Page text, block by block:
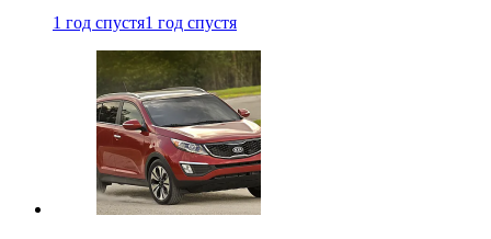
1 год спустя1 год спустя